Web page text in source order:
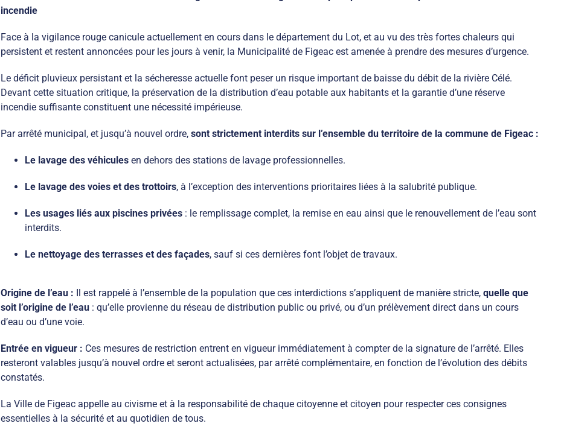
incendie
Face à la vigilance rouge canicule actuellement en cours dans le département du Lot, et au vu des très fortes chaleurs qui
persistent et restent annoncées pour les jours à venir, la Municipalité de Figeac est amenée à prendre des mesures d’urgence.
Le déficit pluvieux persistant et la sécheresse actuelle font peser un risque important de baisse du débit de la rivière Célé.
Devant cette situation critique, la préservation de la distribution d’eau potable aux habitants et la garantie d’une réserve
incendie suffisante constituent une nécessité impérieuse.
Par arrêté municipal, et jusqu’à nouvel ordre, sont strictement interdits sur l’ensemble du territoire de la commune de Figeac :
Le lavage des véhicules en dehors des stations de lavage professionnelles.
Le lavage des voies et des trottoirs, à l’exception des interventions prioritaires liées à la salubrité publique.
Les usages liés aux piscines privées : le remplissage complet, la remise en eau ainsi que le renouvellement de l’eau sont
interdits.
Le nettoyage des terrasses et des façades, sauf si ces dernières font l’objet de travaux.
Origine de l’eau : Il est rappelé à l’ensemble de la population que ces interdictions s’appliquent de manière stricte, quelle que
soit l’origine de l’eau : qu’elle provienne du réseau de distribution public ou privé, ou d’un prélèvement direct dans un cours
d’eau ou d’une voie.
Entrée en vigueur : Ces mesures de restriction entrent en vigueur immédiatement à compter de la signature de l’arrêté. Elles
resteront valables jusqu’à nouvel ordre et seront actualisées, par arrêté complémentaire, en fonction de l’évolution des débits
constatés.
La Ville de Figeac appelle au civisme et à la responsabilité de chaque citoyenne et citoyen pour respecter ces consignes
essentielles à la sécurité et au quotidien de tous.